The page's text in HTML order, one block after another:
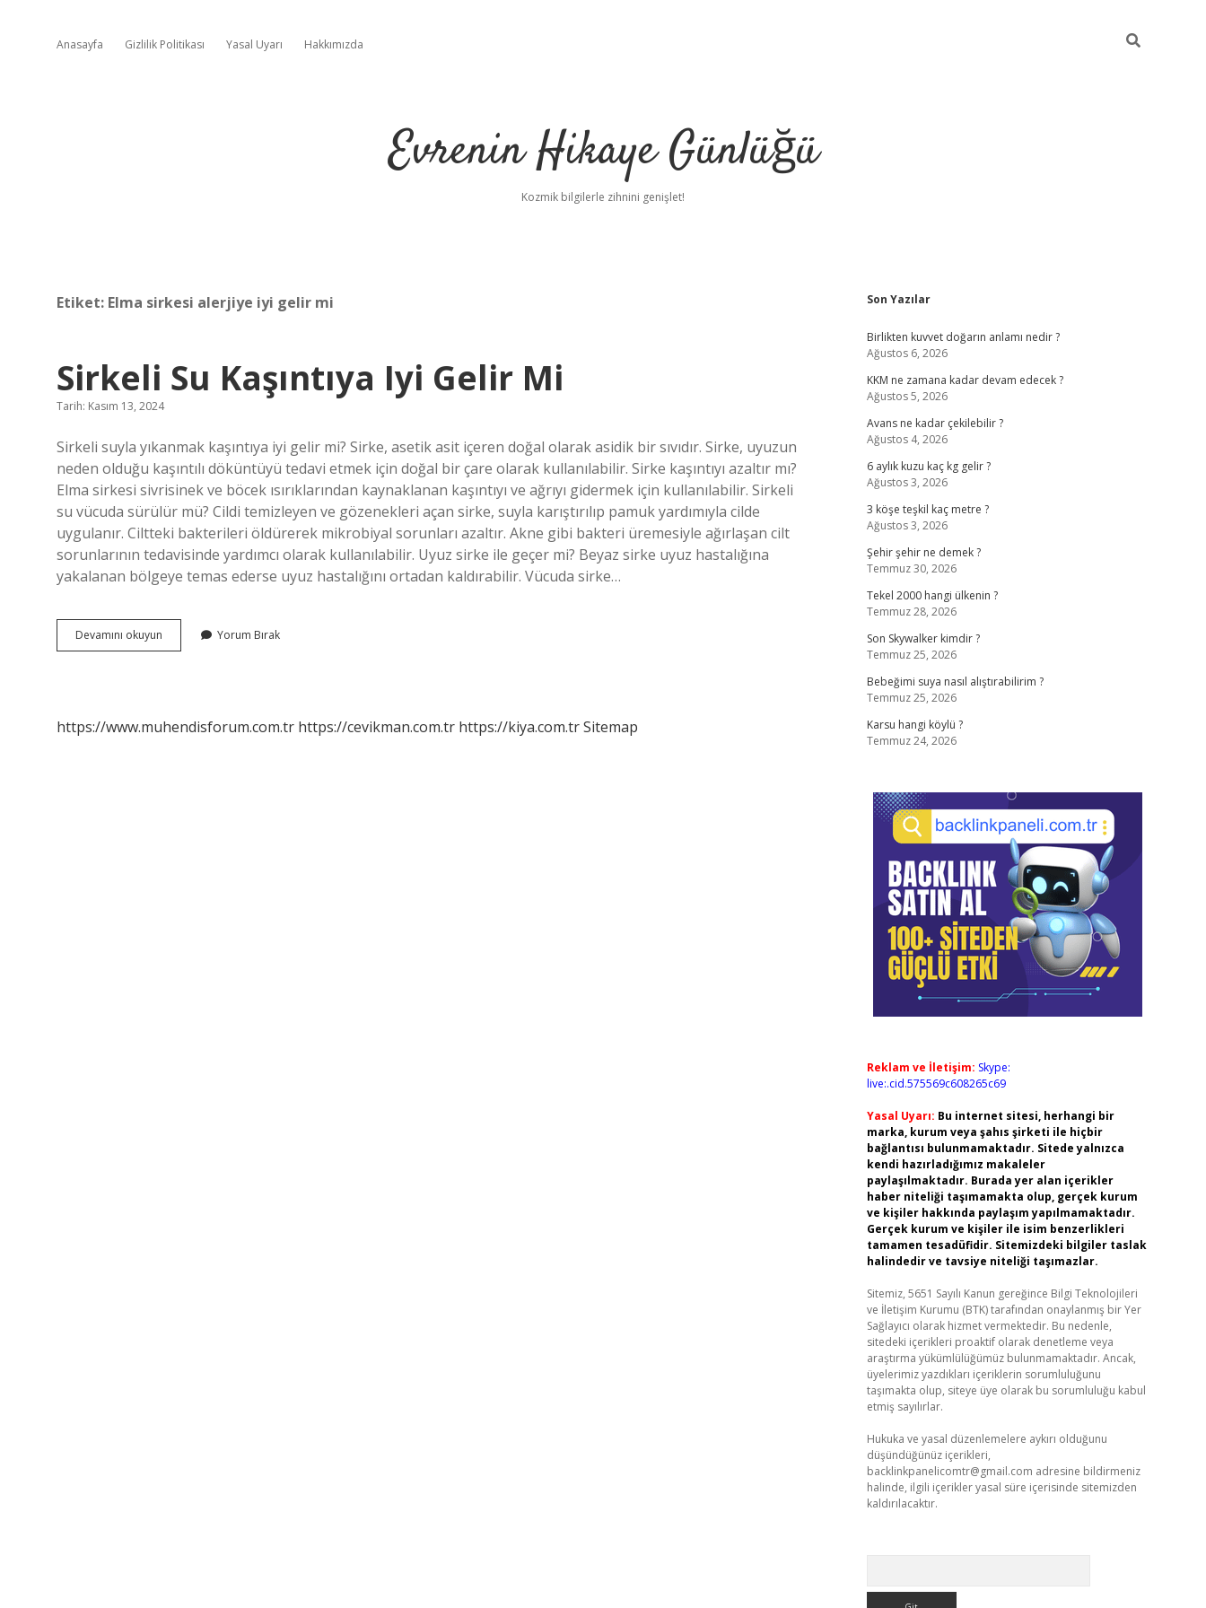
Anasayfa Gizlilik Politikası Yasal Uyarı Hakkımızda
Evrenin Hikaye Günlüğü
Kozmik bilgilerle zihnini genişlet!
Etiket: Elma sirkesi alerjiye iyi gelir mi
Sirkeli Su Kaşıntıya Iyi Gelir Mi
Tarih: Kasım 13, 2024
Sirkeli suyla yıkanmak kaşıntıya iyi gelir mi? Sirke, asetik asit içeren doğal olarak asidik bir sıvıdır. Sirke, uyuzun
neden olduğu kaşıntılı döküntüyü tedavi etmek için doğal bir çare olarak kullanılabilir. Sirke kaşıntıyı azaltır mı?
Elma sirkesi sivrisinek ve böcek ısırıklarından kaynaklanan kaşıntıyı ve ağrıyı gidermek için kullanılabilir. Sirkeli
su vücuda sürülür mü? Cildi temizleyen ve gözenekleri açan sirke, suyla karıştırılıp pamuk yardımıyla cilde
uygulanır. Ciltteki bakterileri öldürerek mikrobiyal sorunları azaltır. Akne gibi bakteri üremesiyle ağırlaşan cilt
sorunlarının tedavisinde yardımcı olarak kullanılabilir. Uyuz sirke ile geçer mi? Beyaz sirke uyuz hastalığına
yakalanan bölgeye temas ederse uyuz hastalığını ortadan kaldırabilir. Vücuda sirke…
Devamını okuyun
Su
Yorum Bırak
https://www.muhendisforum.com.tr https://cevikman.com.tr https://kiya.com.trSitemap
Sidebar
Son Yazılar
Birlikten kuvvet doğarın anlamı nedir ?
Ağustos 6, 2026
KKM ne zamana kadar devam edecek ?
Ağustos 5, 2026
Avans ne kadar çekilebilir ?
Ağustos 4, 2026
6 aylık kuzu kaç kg gelir ?
Ağustos 3, 2026
3 köşe teşkil kaç metre ?
Ağustos 3, 2026
Şehir şehir ne demek ?
Temmuz 30, 2026
Tekel 2000 hangi ülkenin ?
Temmuz 28, 2026
Son Skywalker kimdir ?
Temmuz 25, 2026
Bebeğimi suya nasıl alıştırabilirim ?
Temmuz 25, 2026
Karsu hangi köylü ?
Temmuz 24, 2026
Reklam ve İletişim: Skype:
live:.cid.575569c608265c69
Yasal Uyarı: Bu internet sitesi, herhangi bir
marka, kurum veya şahıs şirketi ile hiçbir
bağlantısı bulunmamaktadır. Sitede yalnızca
kendi hazırladığımız makaleler
paylaşılmaktadır. Burada yer alan içerikler
haber niteliği taşımamakta olup, gerçek kurum
ve kişiler hakkında paylaşım yapılmamaktadır.
Gerçek kurum ve kişiler ile isim benzerlikleri
tamamen tesadüfidir. Sitemizdeki bilgiler taslak
halindedir ve tavsiye niteliği taşımazlar.
Sitemiz, 5651 Sayılı Kanun gereğince Bilgi Teknolojileri
ve İletişim Kurumu (BTK) tarafından onaylanmış bir Yer
Sağlayıcı olarak hizmet vermektedir. Bu nedenle,
sitedeki içerikleri proaktif olarak denetleme veya
araştırma yükümlülüğümüz bulunmamaktadır. Ancak,
üyelerimiz yazdıkları içeriklerin sorumluluğunu
taşımakta olup, siteye üye olarak bu sorumluluğu kabul
etmiş sayılırlar.
Hukuka ve yasal düzenlemelere aykırı olduğunu
düşündüğünüz içerikleri,
backlinkpanelicomtr@gmail.com adresine bildirmeniz
halinde, ilgili içerikler yasal süre içerisinde sitemizden
kaldırılacaktır.